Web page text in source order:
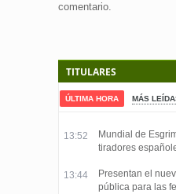
comentario.
TITULARES
ÚLTIMA HORA MÁS
13:52
Mundial de
tiradores
13:44
Presentan el
pública para las